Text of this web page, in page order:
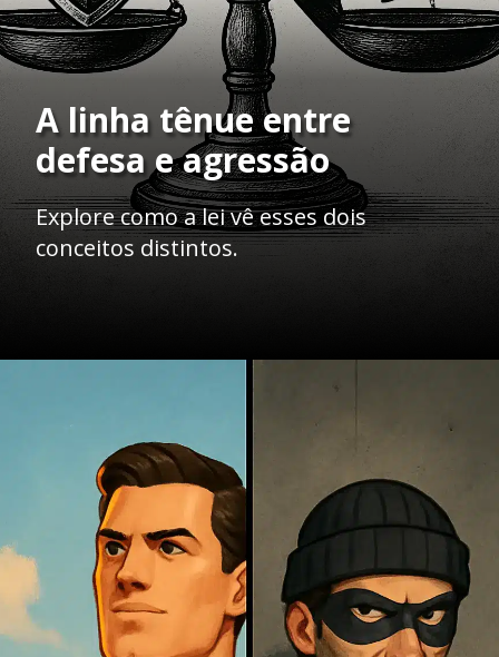
A linha tênue entre
defesa e agressão
Explore como a lei vê esses dois
conceitos distintos.